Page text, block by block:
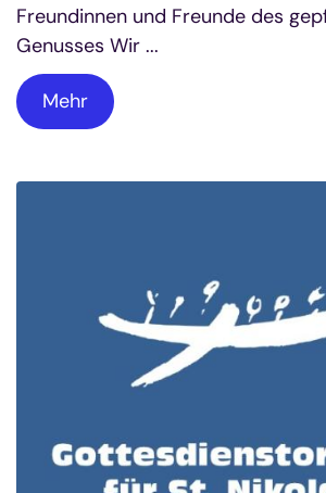
Freundinnen und Freunde des
Genusses Wir ...
Mehr